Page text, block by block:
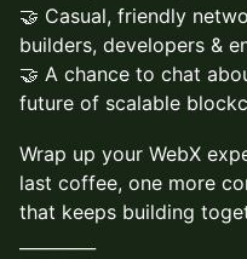
🤝 Casual, friendly
builders, developers &
🤝 A chance to chat
future of scalable
Wrap up your WebX
last coffee, one more
that keeps building